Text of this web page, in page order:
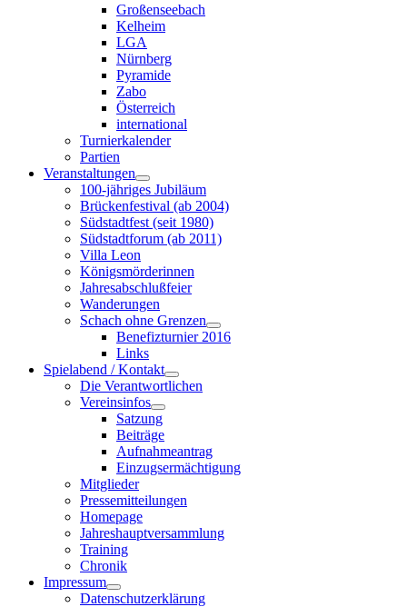
Großenseebach
Kelheim
LGA
Nürnberg
Pyramide
Zabo
Österreich
international
Turnierkalender
Partien
Veranstaltungen
100-jähriges Jubiläum
Brückenfestival (ab 2004)
Südstadtfest (seit 1980)
Südstadtforum (ab 2011)
Villa Leon
Königsmörderinnen
Jahresabschlußfeier
Wanderungen
Schach ohne Grenzen
Benefizturnier 2016
Links
Spielabend / Kontakt
Die Verantwortlichen
Vereinsinfos
Satzung
Beiträge
Aufnahmeantrag
Einzugsermächtigung
Mitglieder
Pressemitteilungen
Homepage
Jahreshauptversammlung
Training
Chronik
Impressum
Datenschutzerklärung